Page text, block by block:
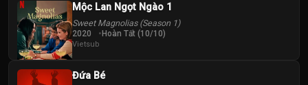
Mộc Lan Ngọt Ngào 1
Sweet Magnolias (Season 1)
2020 Hoàn Tất (10/10)
Vietsub
Đứa Bé